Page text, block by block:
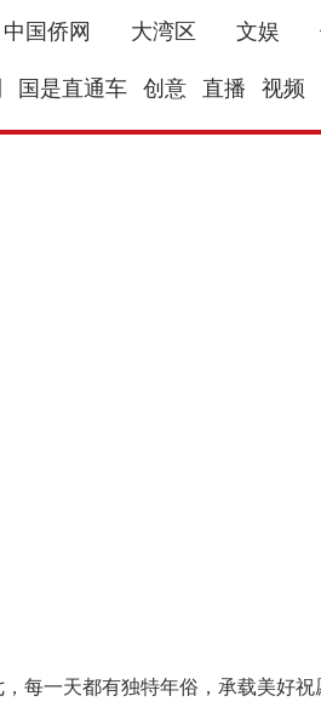
中国侨网 大湾区 文娱
国是直通车 创意 直播 视频
一天都有独特年俗，承载美好祝